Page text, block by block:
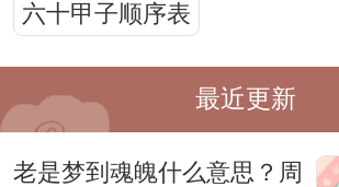
六十甲子顺序表
最近更新
老是梦到魂魄什么意思？周